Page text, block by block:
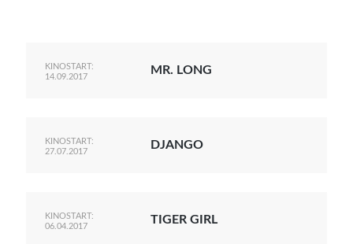
KINOSTART:
14.09.2017
MR. LONG
KINOSTART:
27.07.2017
DJANGO
KINOSTART:
06.04.2017
TIGER GIRL